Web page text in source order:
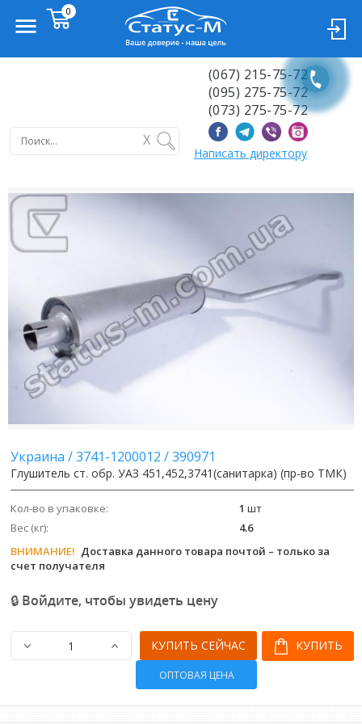
X
(067) 215-75-72
(095) 275-75-72
(073) 275-75-72
Написать директору
Украина /3741-1200012 /390971
Глушитель ст. обр. УАЗ 451,452,3741(санитарка) (пр-во ТМК)
Кол-во в упаковке: 1 шт
Вес (кг):
4.6
ВНИМАНИЕ! Доставка данного товара почтой – только за
счет получателя
🔒 Войдите, чтобы увидеть цену
КУПИТЬ
КУПИТЬ СЕЙЧАС
ОПТОВАЯ ЦЕНА